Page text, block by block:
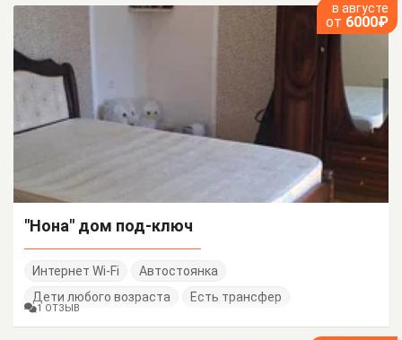
в августе
от 6000₽
"Нона" дом под-ключ
Интернет Wi-Fi
Автостоянка
Дети любого возраста
Есть трансфер
1 ОТЗЫВ